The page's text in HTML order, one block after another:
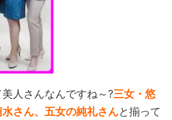
人さんなんですね～?三女・悠
さん、五女の純礼さんと揃って